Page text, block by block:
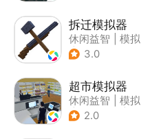
拆迁模拟器
休闲益智 模拟
| 卡通
3.0
超市模拟器
休闲益智
模拟
| 文字游戏
2.0